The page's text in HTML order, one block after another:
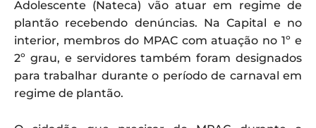
Adolescente (Nateca) vão atuar em regime de
plantão recebendo denúncias. Na Capital e no
interior, membros do MPAC com atuação no 1º e
2º grau, e servidores também foram designados
para trabalhar durante o período de carnaval em
regime de plantão.